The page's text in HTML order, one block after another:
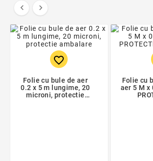
 
favorite_border
Folie cu bule de aer
0.2 x 5 m lungime, 20
microni, protectie
Folie cu
aer 5 M x